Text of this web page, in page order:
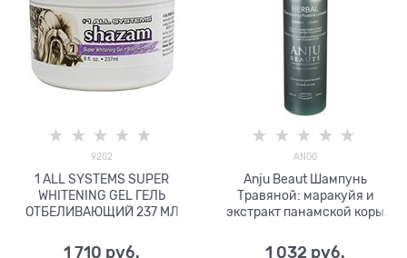
9202
1 ALL SYSTEMS SUPER
WHITENING GEL ГЕЛЬ
ОТБЕЛИВАЮЩИЙ 237 МЛ
1 710 руб.
AN00
Anju Beaut Шампунь
Травяной: маракуйя и
экстракт панамской коры
1 032 руб.